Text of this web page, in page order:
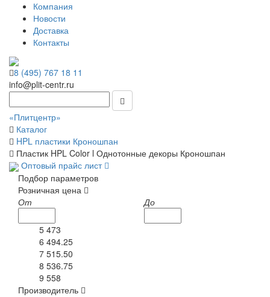
Компания
Новости
Доставка
Контакты
8 (495) 767 18 11
info@plit-centr.ru
«Плитцентр»
Каталог
HPL пластики Кроношпан
Пластик HPL Color l Однотонные декоры Кроношпан
Оптовый прайс лист
Подбор параметров
Розничная цена
От
До
5 473
6 494.25
7 515.50
8 536.75
9 558
Производитель